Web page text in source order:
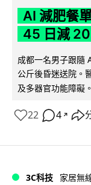
AI 減肥餐
45 日減
成都一名男子跟隨
公斤後昏迷送院。
及多器官功能障礙
22 4 ↗
3C科技 家居無